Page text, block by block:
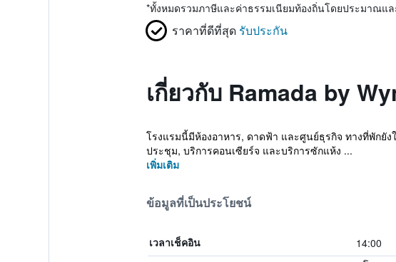
*ทั้งหมดรวมภาษีและค่าธรรมเนียมท้องถิ่นโดยประมาณแล
ราคาที่ดีที่สุด รับประกัน
เกี่ยวกับ Ramada by
โรงแรมนี้มีห้องอาหาร, ดาดฟ้า และศูนย์ธุรกิจ ทางที่พักยั
ประชุม, บริการคอนเซียร์จ และบริการซักแห้ง ...
เพิ่มเติม
ข้อมูลที่เป็นประโยชน์
เวลาเช็คอิน 14:00